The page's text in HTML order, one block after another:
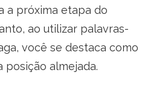
a próxima etapa do
ao utilizar palavras-
você se destaca como
posição almejada.